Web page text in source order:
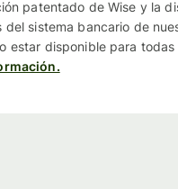
patentado de Wise y la
del sistema bancario de
estar disponible para todas